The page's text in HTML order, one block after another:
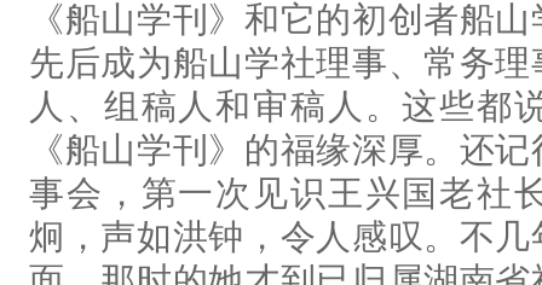
《船山学刊》和它的初创者船
先后成为船山学社理事、常务
人、组稿人和审稿人。这些都
《船山学刊》的福缘深厚。还
事会，第一次见识王兴国老社
炯，声如洪钟，令人感叹。不